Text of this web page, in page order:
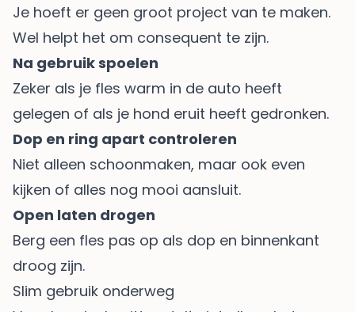
Je hoeft er geen groot project van te maken.
Wel helpt het om consequent te zijn.
Na gebruik spoelen
Zeker als je fles warm in de auto heeft
gelegen of als je hond eruit heeft gedronken.
Dop en ring apart controleren
Niet alleen schoonmaken, maar ook even
kijken of alles nog mooi aansluit.
Open laten drogen
Berg een fles pas op als dop en binnenkant
droog zijn.
Slim gebruik onderweg